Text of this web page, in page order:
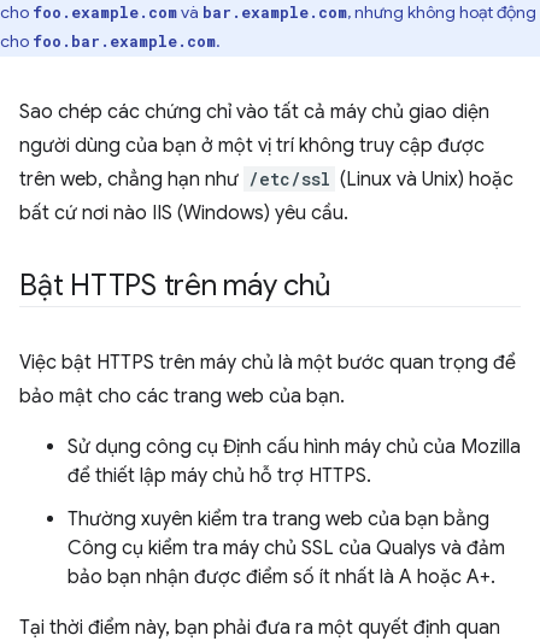
cho foo.example.comvà bar.example.com, nhưng không hoạt động
cho foo.bar.example.com.
Sao chép các chứng chỉ vào tất cả máy chủ giao diện
người dùng của bạn ở một vị trí không truy cập được
trên web, chẳng hạn như /etc/ssl (Linux và Unix) hoặc
bất cứ nơi nào IIS (Windows) yêu cầu.
Bật HTTPS trên máy chủ
Việc bật HTTPS trên máy chủ là một bước quan trọng để
bảo mật cho các trang web của bạn.
Sử dụng công cụ Định cấu hình máy chủ của Mozilla
để thiết lập máy chủ hỗ trợ HTTPS.
Thường xuyên kiểm tra trang web của bạn bằng
Công cụ kiểm tra máy chủ SSL của Qualys và đảm
bảo bạn nhận được điểm số ít nhất là A hoặc A+.
Tại thời điểm này, bạn phải đưa ra một quyết định quan